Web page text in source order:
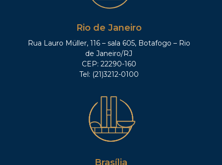
Rio de Janeiro
Rua Lauro Müller, 116 – sala 605, Botafogo – Rio
de Janeiro/RJ
CEP: 22290-160
Tel: (21)3212-0100
Brasília